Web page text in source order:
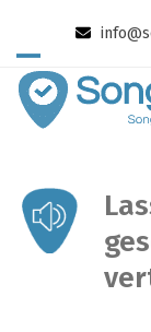
content
Open
mobile
Close
mobile